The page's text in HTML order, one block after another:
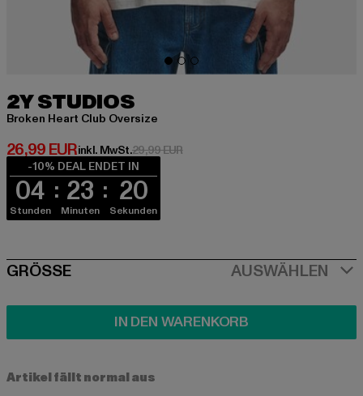
2Y STUDIOS
Broken Heart Club Oversize
26,99 EUR
Derzeitiger Preis: 26,99 EUR
inkl. MwSt.29,99 EURAktionspreis: 29,99 EUR
-10% DEAL ENDET IN
04
Stunden
23
Minuten
20
Sekunden
SIZE
GRÖSSE AUSWÄHLEN
IN DEN WARENKORB
Artikel fällt normal aus